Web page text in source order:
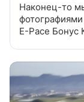
Наконец-то
E-Pace Бонус